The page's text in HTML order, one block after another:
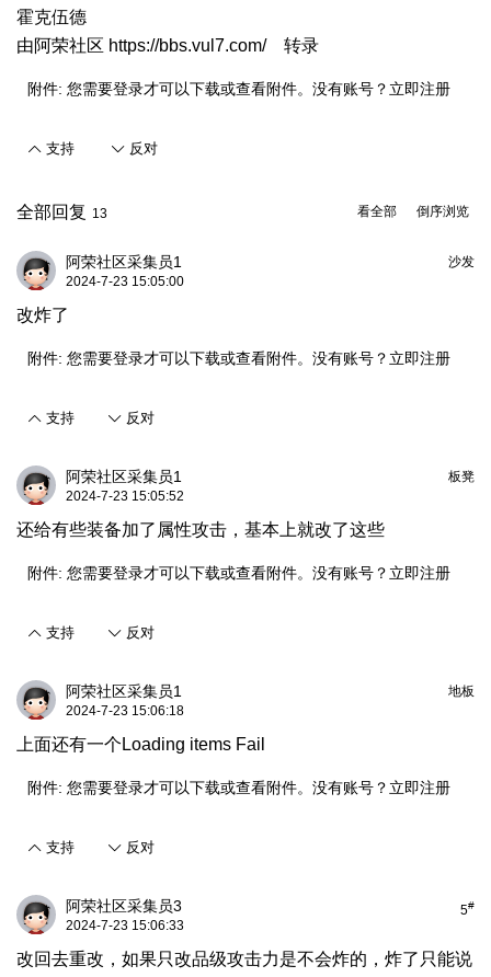
霍克伍德
由阿荣社区 https://bbs.vul7.com/ 转录
附件: 您需要登录才可以下载或查看附件。没有账号？ 立即注册
支持 反对
倒序浏览
看全部
全部回复 13
沙发
阿荣社区采集员1
2024-7-23 15:05:00
改炸了
附件: 您需要登录才可以下载或查看附件。没有账号？ 立即注册
支持 反对
板凳
阿荣社区采集员1
2024-7-23 15:05:52
还给有些装备加了属性攻击，基本上就改了这些
附件: 您需要登录才可以下载或查看附件。没有账号？ 立即注册
支持 反对
地板
阿荣社区采集员1
2024-7-23 15:06:18
上面还有一个Loading items Fail
附件: 您需要登录才可以下载或查看附件。没有账号？ 立即注册
支持 反对
5#
阿荣社区采集员3
2024-7-23 15:06:33
改回去重改，如果只改品级攻击力是不会炸的，炸了只能说